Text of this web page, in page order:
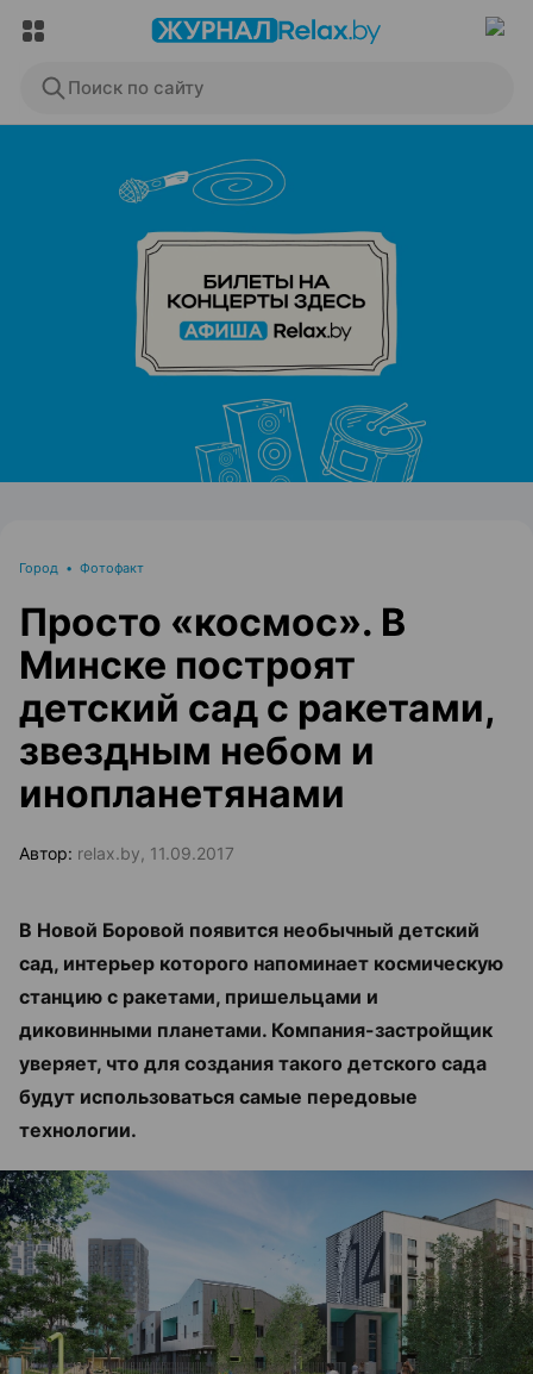
Поиск по сайту
ЭФФЕКТИВНАЯ РЕКЛАМА НА САЙТЕ
Город • Фотофакт
Просто «космос». В
Минске построят
детский сад с ракетами,
звездным небом и
инопланетянами
Автор: relax.by, 11.09.2017
В Новой Боровой появится необычный детский
сад, интерьер которого напоминает космическую
станцию с ракетами, пришельцами и
диковинными планетами. Компания-застройщик
уверяет, что для создания такого детского сада
будут использоваться самые передовые
технологии.